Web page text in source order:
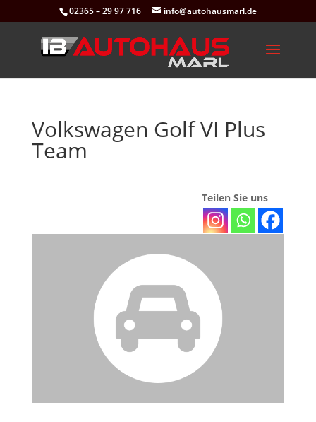
02365 – 29 97 716 info@autohausmarl.de
Volkswagen Golf VI Plus
Team
Teilen Sie uns